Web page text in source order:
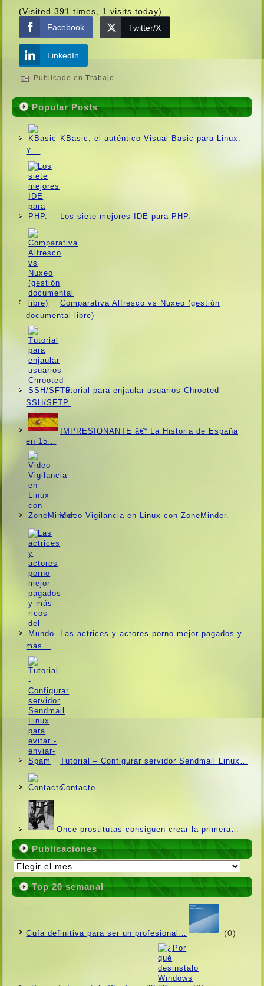
(Visited 391 times, 1 visits today)
Facebook
Twitter/X
LinkedIn
Publicado en Trabajo
Popular Posts
KBasic, el auténtico Visual Basic para Linux.
Y…
Los siete mejores IDE para PHP.
Comparativa Alfresco vs Nuxeo (gestión
documental libre)
Tutorial para enjaular usuarios Chrooted
SSH/SFTP.
IMPRESIONANTE â€“ La Historia de España
en 15…
Video Vigilancia en Linux con ZoneMinder.
Las actrices y actores porno mejor pagados y
más…
Tutorial – Configurar servidor Sendmail Linux…
Contacto
Once prostitutas consiguen crear la primera…
Publicaciones
Publicaciones
Top 20 semanal
Guí­a definitiva para ser un profesional… (0)